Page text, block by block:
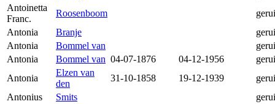
Antoinetta
Franc.
Roosenboom
Antonia
Branje
Antonia
Bommel van
Antonia
Bommel van 04-07-1876 04-12-1956
Antonia
Elzen van
den
31-10-1858 19-12-1939
Antonius
Smits